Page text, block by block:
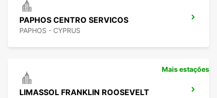
PAPHOS CENTRO SERVICOS
PAPHOS - CYPRUS
LIMASSOL FRANKLIN ROOSEVELT
Mais estações